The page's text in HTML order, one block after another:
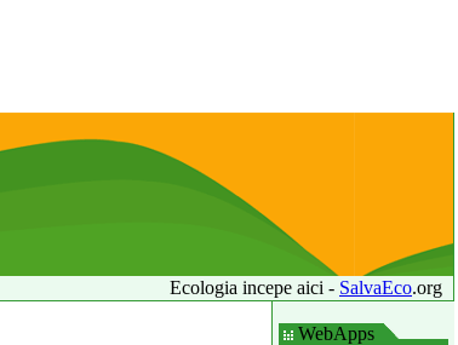
Ecologia incepe aici - SalvaEco.org
WebApps